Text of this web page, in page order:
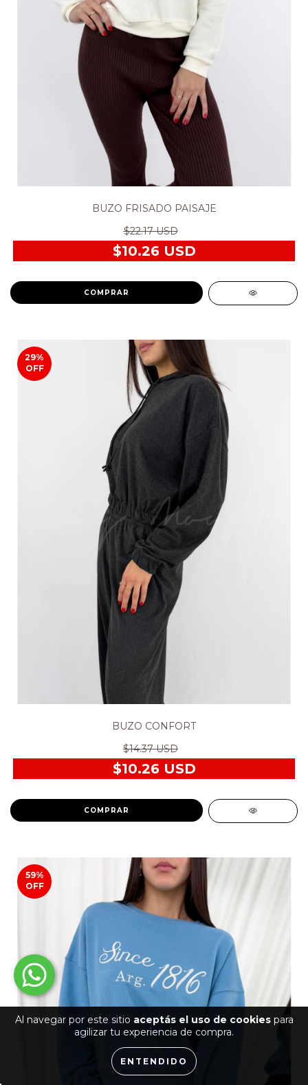
Al navegar por este sitio aceptás el uso de cookiespara
agilizar tu experiencia de compra.
ENTENDIDO
BUZO FRISADO PAISAJE
$22.17 USD
$10.26 USD
COMPRAR
29%
OFF
BUZO CONFORT
$14.37 USD
$10.26 USD
COMPRAR
59%
OFF